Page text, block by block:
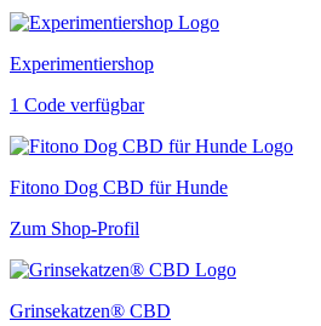
Experimentiershop
1 Code verfügbar
Fitono Dog CBD für Hunde
Zum Shop-Profil
Grinsekatzen® CBD